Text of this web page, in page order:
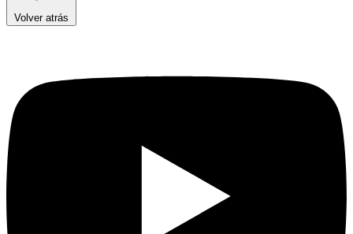
Volver atrás